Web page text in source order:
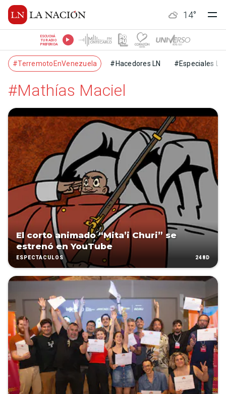
14°
ESCUCHÁ
TU RADIO
PREFERIDA
#TerremotoEnVenezuela #Hacedores LN #Especiales LN
#Mathías Maciel
El corto animado “Mita’i Churi” se
estrenó en YouTube
ESPECTÁCULOS 248D